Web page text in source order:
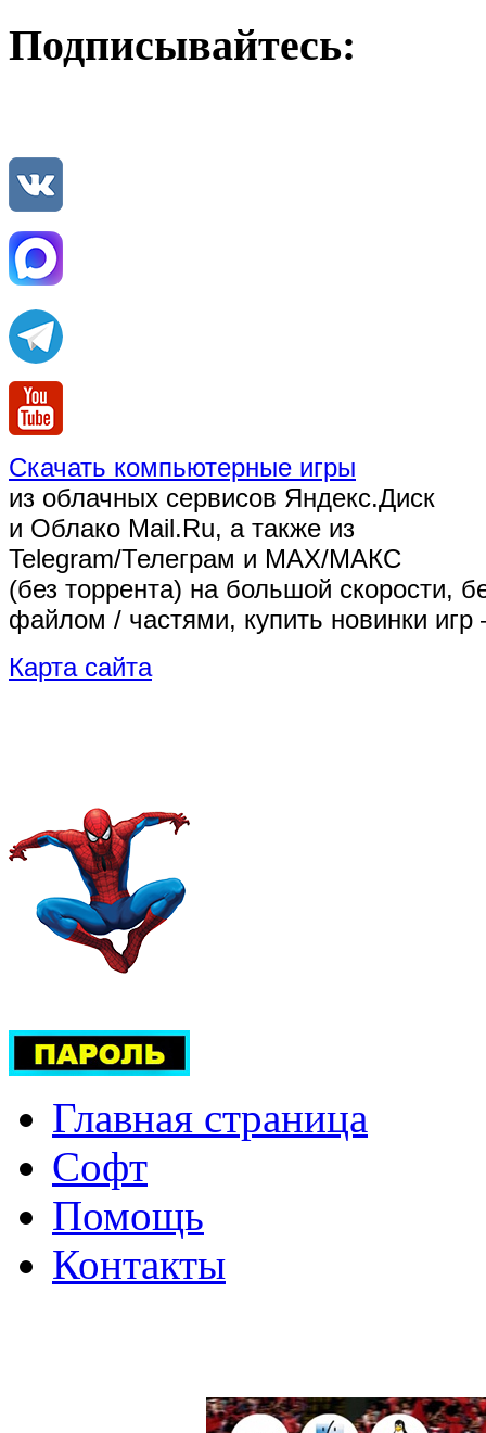
Подписывайтесь:
Скачать компьютерные игры
из облачных сервисов Яндекс.Диск
и Облако Mail.Ru, а также из
Telegram/Телеграм и MAX/МАКС
(без торрента) на большой скорости,
файлом / частями, купить новинки
Карта сайта
Главная страница
Софт
Помощь
Контакты